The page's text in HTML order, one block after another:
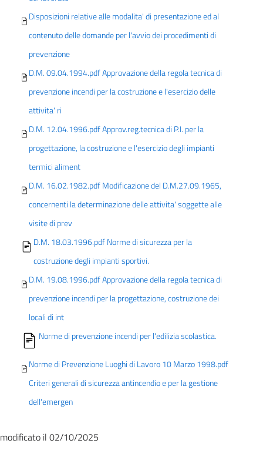
Disposizioni relative alle modalita' di presentazione ed al
contenuto delle domande per l'avvio dei procedimenti di
prevenzione
D.M. 09.04.1994.pdf Approvazione della regola tecnica di
prevenzione incendi per la costruzione e l'esercizio delle
attivita' ri
D.M. 12.04.1996.pdf Approv.reg.tecnica di P.I. per la
progettazione, la costruzione e l'esercizio degli impianti
termici aliment
D.M. 16.02.1982.pdf Modificazione del D.M.27.09.1965,
concernenti la determinazione delle attivita' soggette alle
visite di prev
D.M. 18.03.1996.pdf Norme di sicurezza per la
costruzione degli impianti sportivi.
D.M. 19.08.1996.pdf Approvazione della regola tecnica di
prevenzione incendi per la progettazione, costruzione dei
locali di int
Norme di prevenzione incendi per l'edilizia scolastica.
Norme di Prevenzione Luoghi di Lavoro 10 Marzo 1998.pdf
Criteri generali di sicurezza antincendio e per la gestione
dell'emergen
modificato il 02/10/2025